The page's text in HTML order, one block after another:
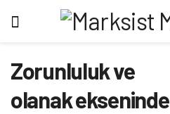
Zorunluluk ve
olanak ekseninde